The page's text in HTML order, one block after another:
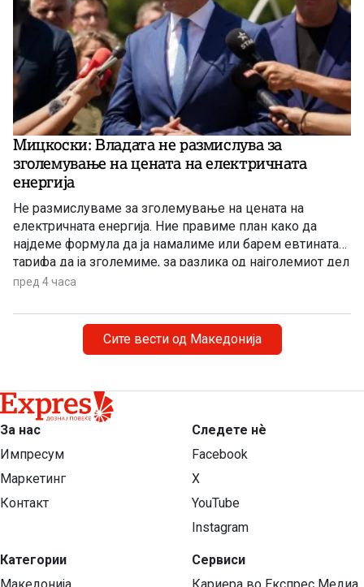
Мицкоски: Владата не размислува за
зголемување на цената на електричната
енергија
Не размислуваме за зголемување на цената на
електричната енергија. Ние правиме план како да
најдеме формула да ја намалиме или барем евтината
тарифа да ја зголемиме, за разлика од најголемиот дел
од земјите во Европа коишто планираат да ја зголемат
премиерот Христијан Мицкоски.
пред 4 часа
Сите вести од Македонија
За нас
Импресум
Маркетинг
Контакт
Категории
Следете нѐ
Facebook
X
YouTube
Instagram
Сервиси